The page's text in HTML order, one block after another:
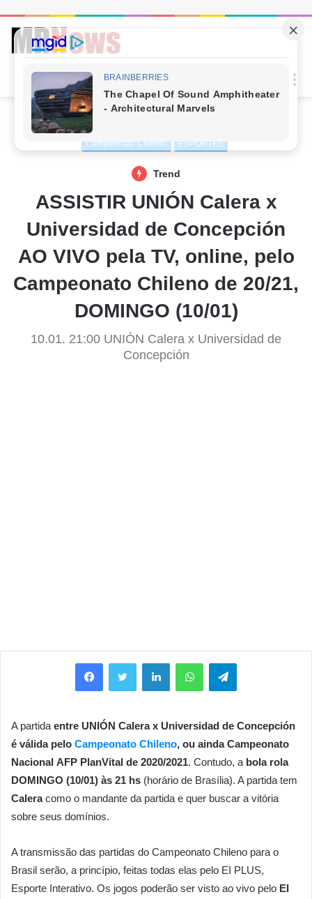
por
Início / Esportes
Campeonato Chileno ESPORTES
Trend
ASSISTIR UNIÓN Calera x
Universidad de Concepción
AO VIVO pela TV, online, pelo
Campeonato Chileno de 20/21,
DOMINGO (10/01)
10.01. 21:00 UNIÓN Calera x Universidad de
Concepción
FacebookTwitter LinkedinWhatsAppTelegram
A partida entre UNIÓN Calera x Universidad de Concepción
é válida pelo Campeonato Chileno, ou aindaCampeonato
Nacional AFP PlanVital de 2020/2021. Contudo, a bola rola
DOMINGO (10/01) às 21 hs (horário de Brasília). A partida tem
Caleracomo o mandante da partida e quer buscar a vitória
sobre seus domínios.
A transmissão das partidas do Campeonato Chileno para o
Brasil serão, a princípio, feitas todas elas pelo EI PLUS,
Esporte Interativo. Os jogos poderão ser visto ao vivo pelo EI